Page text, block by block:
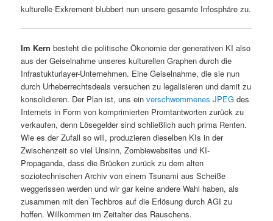
kulturelle Exkrement blubbert nun unsere gesamte Infosphäre zu.
Im Kern besteht die politische Ökonomie der generativen KI also
aus der Geiselnahme unseres kulturellen Graphen durch die
Infrastukturlayer-Unternehmen. Eine Geiselnahme, die sie nun
durch Urheberrechtsdeals versuchen zu legalisieren und damit zu
konsolidieren. Der Plan ist, uns einverschwommenes JPEG des
Internets in Form von komprimierten Promtantworten zurück zu
verkaufen, denn Lösegelder sind schließlich auch prima Renten.
Wie es der Zufall so will, produzieren dieselben KIs in der
Zwischenzeit so viel Unsinn, Zombiewebsites und KI-
Propaganda, dass die Brücken zurück zu dem alten
soziotechnischen Archiv von einem Tsunami aus Scheiße
weggerissen werden und wir gar keine andere Wahl haben, als
zusammen mit den Techbros auf die Erlösung durch AGI zu
hoffen. Willkommen im Zeitalter des Rauschens.